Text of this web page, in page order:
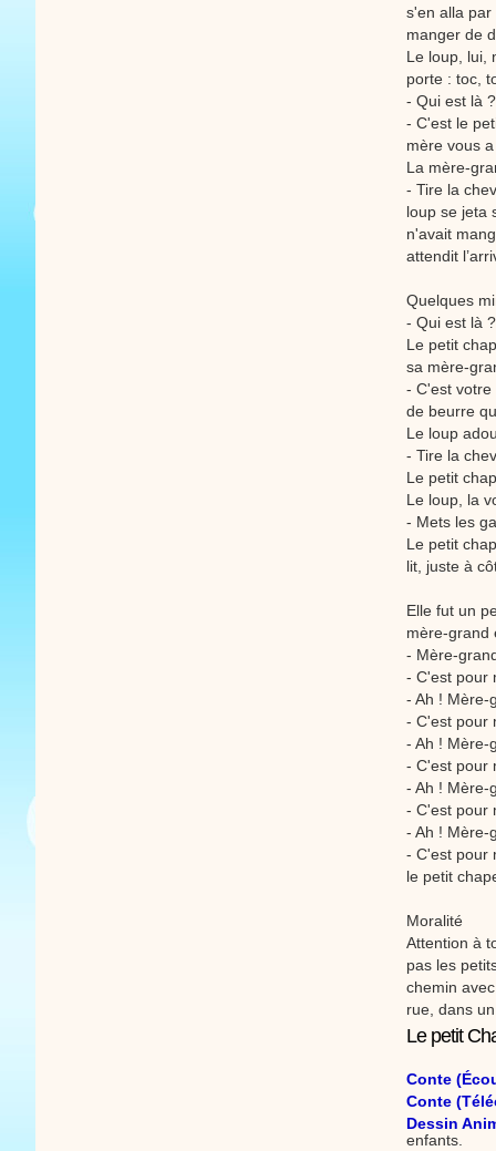
s'en alla par
manger de
Le loup, lui,
porte : toc,
- Qui est là
- C'est le
mère vous
La mère-
- Tire la
loup se jeta
n'avait
attendit
Quelques
- Qui est là
Le petit
sa mère-
- C'est votre
de beurre
Le loup
- Tire la
Le petit
Le loup, la
- Mets les
Le petit
lit, juste à
Elle fut un
mère-grand
- Mère-
- C'est pour
- Ah ! Mère-
- C'est pour
- Ah ! Mère-
- C'est pour
- Ah ! Mère-
- C'est pour
- Ah ! Mère-
- C'est pour
le petit
Moralité
Attention à
pas les
chemin
rue, dans
Le petit
Conte
Conte
Dessin
enfants.